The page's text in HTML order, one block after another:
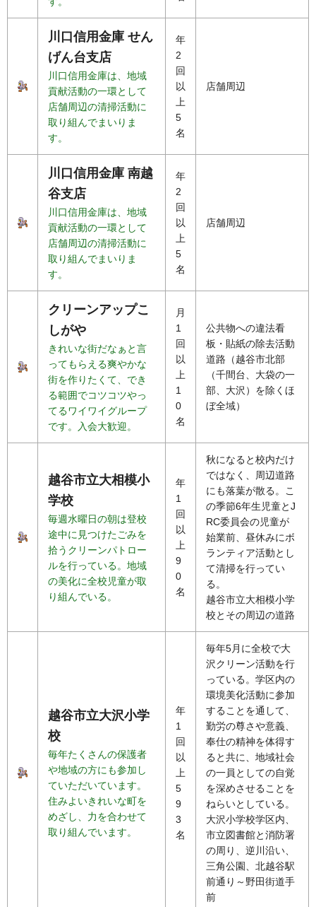
川口信用金庫 せん
げん台支店
川口信用金庫は、地域
貢献活動の一環として
店舗周辺の清掃活動に
取り組んでまいりま
す。
年
2
回
以
上
5
名
店舗周辺
川口信用金庫 南越
谷支店
川口信用金庫は、地域
貢献活動の一環として
店舗周辺の清掃活動に
取り組んでまいりま
す。
年
2
回
以
上
5
名
店舗周辺
クリーンアップこ
しがや
きれいな街だなぁと言
ってもらえる爽やかな
街を作りたくて、でき
る範囲でコツコツやっ
てるワイワイグループ
です。入会大歓迎。
月
1
回
以
上
1
0
名
公共物への違法看
板・貼紙の除去活動
道路（越谷市北部
（千間台、大袋の一
部、大沢）を除くほ
ぼ全域）
越谷市立大相模小
学校
毎週水曜日の朝は登校
途中に見つけたごみを
拾うクリーンパトロー
ルを行っている。地域
の美化に全校児童が取
り組んでいる。
年
1
回
以
上
9
0
名
秋になると校内だけ
ではなく、周辺道路
にも落葉が散る。こ
の季節6年生児童とJ
RC委員会の児童が
始業前、昼休みにボ
ランティア活動とし
て清掃を行ってい
る。
越谷市立大相模小学
校とその周辺の道路
越谷市立大沢小学
校
毎年たくさんの保護者
や地域の方にも参加し
ていただいています。
住みよいきれいな町を
めざし、力を合わせて
取り組んでいます。
年
1
回
以
上
5
9
3
名
毎年5月に全校で大
沢クリーン活動を行
っている。学区内の
環境美化活動に参加
することを通して、
勤労の尊さや意義、
奉仕の精神を体得す
ると共に、地域社会
の一員としての自覚
を深めさせることを
ねらいとしている。
大沢小学校学区内、
市立図書館と消防署
の周り、逆川沿い、
三角公園、北越谷駅
前通り～野田街道手
前